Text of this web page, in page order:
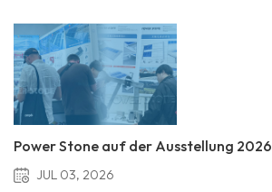
Power Stone auf der Ausstellung 2026
JUL 03, 2026